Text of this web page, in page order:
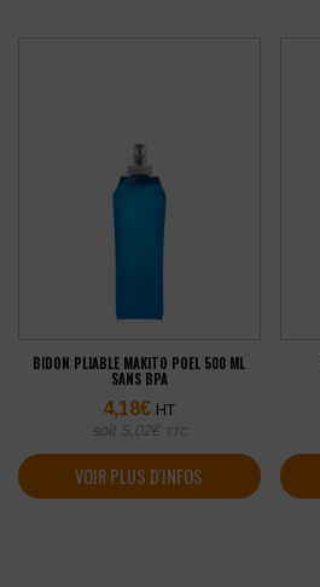
BIDON PLIABLE MAKITO POEL 500 ML
SANS BPA
4,18€ HT
soit 5,02€ TTC
VOIR PLUS D'INFOS